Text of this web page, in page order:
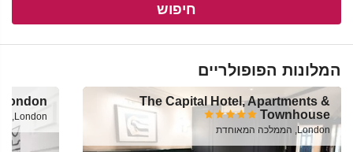
חיפוש
המלונות הפופולריים
The Capital Hotel, Apartments &
Townhouse
London, הממלכה המאוחדת
London, הממלכה המאוחדת